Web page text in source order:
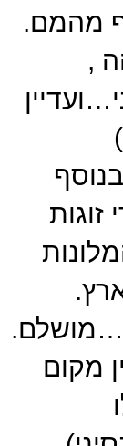
מהמם.
,
זוגות
מקום